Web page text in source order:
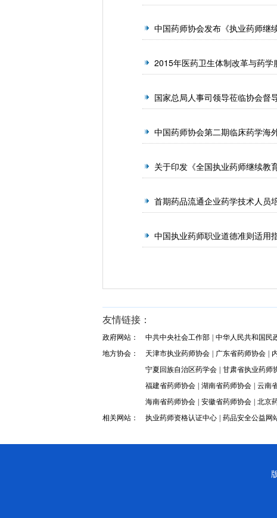
中国药师协会发布《执业药师继
2015年医药卫生体制改革与药学
国家总局人事司领导莅临协会督
中国药师协会第二期临床药学海
关于印发《全国执业药师继续教
首期药品流通企业药学技术人员
中国执业药师职业道德准则适用
友情链接：
政府网站： 中共中央社会工作部 中华人民共和国民
地方协会：
天津市执业药师协会 广东省药师协会
宁夏回族自治区药学会
甘肃省执业药师
福建省药师协会
湖南省药师协会 云南
海南省药师协会
安徽省药师协会 北京
相关网站：
执业药师资格认证中心 药品安全公益网